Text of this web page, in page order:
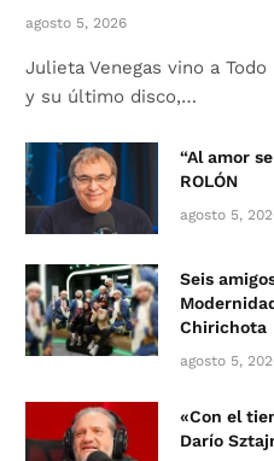
agosto 5, 2026
Julieta Venegas vino a
y su último disco,…
“Al amor
ROLÓN
agosto 5,
Seis
Chirichota
agosto 5,
«Con el
Darío